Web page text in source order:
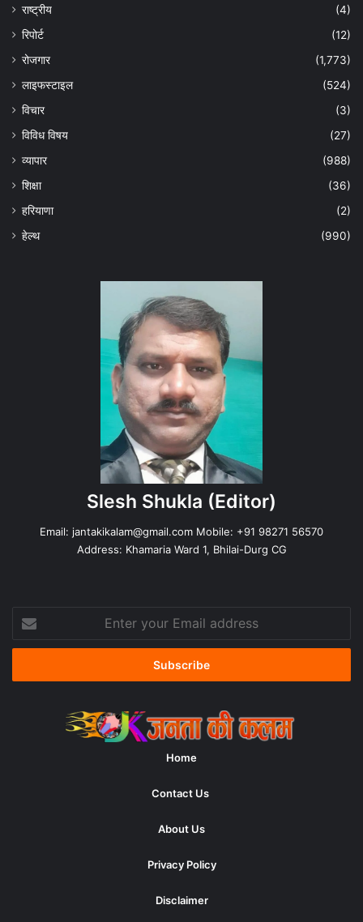
राष्ट्रीय
(4)
रिपोर्ट
(12)
रोजगार
(1,773)
लाइफस्टाइल
(524)
विचार
(3)
विविध विषय
(27)
व्यापार
(988)
शिक्षा
(36)
हरियाणा
(2)
हेल्‍थ
(990)
Slesh Shukla (Editor)
Email: jantakikalam@gmail.com Mobile: +91 98271 56570
Address: Khamaria Ward 1, Bhilai-Durg CG
your
Email
Home
Contact Us
About Us
Privacy Policy
Disclaimer